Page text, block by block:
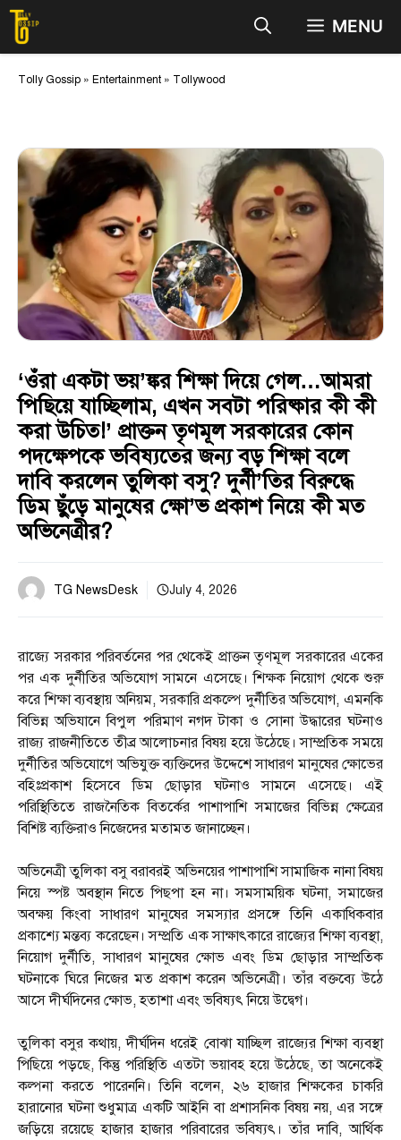
Skip
content
MENU
Tolly Gossip » Entertainment » Tollywood
‘ওঁরা একটা ভয়’ঙ্কর শিক্ষা দিয়ে গেল…আমরা
পিছিয়ে যাচ্ছিলাম, এখন সবটা পরিষ্কার কী কী
করা উচিত!’ প্রাক্তন তৃণমূল সরকারের কোন
পদক্ষেপকে ভবিষ্যতের জন্য বড় শিক্ষা বলে
দাবি করলেন তুলিকা বসু? দুর্নী’তির বিরুদ্ধে
ডিম ছুঁড়ে মানুষের ক্ষো’ভ প্রকাশ নিয়ে কী মত
অভিনেত্রীর?
TG NewsDesk July 4, 2026
রাজ্যে সরকার পরিবর্তনের পর থেকেই প্রাক্তন তৃণমূল সরকারের একের
পর এক দুর্নীতির অভিযোগ সামনে এসেছে। শিক্ষক নিয়োগ থেকে শুরু
করে শিক্ষা ব্যবস্থায় অনিয়ম, সরকারি প্রকল্পে দুর্নীতির অভিযোগ, এমনকি
বিভিন্ন অভিযানে বিপুল পরিমাণ নগদ টাকা ও সোনা উদ্ধারের ঘটনাও
রাজ্য রাজনীতিতে তীব্র আলোচনার বিষয় হয়ে উঠেছে। সাম্প্রতিক সময়ে
দুর্নীতির অভিযোগে অভিযুক্ত ব্যক্তিদের উদ্দেশে সাধারণ মানুষের ক্ষোভের
বহিঃপ্রকাশ হিসেবে ডিম ছোড়ার ঘটনাও সামনে এসেছে। এই
পরিস্থিতিতে রাজনৈতিক বিতর্কের পাশাপাশি সমাজের বিভিন্ন ক্ষেত্রের
বিশিষ্ট ব্যক্তিরাও নিজেদের মতামত জানাচ্ছেন।
অভিনেত্রী তুলিকা বসু বরাবরই অভিনয়ের পাশাপাশি সামাজিক নানা বিষয়
নিয়ে স্পষ্ট অবস্থান নিতে পিছপা হন না। সমসাময়িক ঘটনা, সমাজের
অবক্ষয় কিংবা সাধারণ মানুষের সমস্যার প্রসঙ্গে তিনি একাধিকবার
প্রকাশ্যে মন্তব্য করেছেন। সম্প্রতি এক সাক্ষাৎকারে রাজ্যের শিক্ষা ব্যবস্থা,
নিয়োগ দুর্নীতি, সাধারণ মানুষের ক্ষোভ এবং ডিম ছোড়ার সাম্প্রতিক
ঘটনাকে ঘিরে নিজের মত প্রকাশ করেন অভিনেত্রী। তাঁর বক্তব্যে উঠে
আসে দীর্ঘদিনের ক্ষোভ, হতাশা এবং ভবিষ্যৎ নিয়ে উদ্বেগ।
তুলিকা বসুর কথায়, দীর্ঘদিন ধরেই বোঝা যাচ্ছিল রাজ্যের শিক্ষা ব্যবস্থা
পিছিয়ে পড়ছে, কিন্তু পরিস্থিতি এতটা ভয়াবহ হয়ে উঠেছে, তা অনেকেই
কল্পনা করতে পারেননি। তিনি বলেন, ২৬ হাজার শিক্ষকের চাকরি
হারানোর ঘটনা শুধুমাত্র একটি আইনি বা প্রশাসনিক বিষয় নয়, এর সঙ্গে
জড়িয়ে রয়েছে হাজার হাজার পরিবারের ভবিষ্যৎ। তাঁর দাবি, আর্থিক